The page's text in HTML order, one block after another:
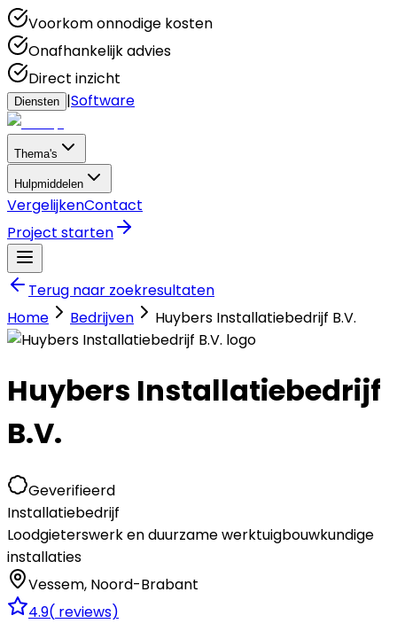
Voorkom onnodige kosten
Onafhankelijk advies
Direct inzicht
Diensten |Software
Thema's
Hulpmiddelen
VergelijkenContact
Project starten
Terug naar zoekresultaten
Home
Bedrijven Huybers Installatiebedrijf B.V.
Huybers Installatiebedrijf
B.V.
Geverifieerd
Installatiebedrijf
Loodgieterswerk en duurzame werktuigbouwkundige
installaties
Vessem, Noord-Brabant
4.9( reviews)